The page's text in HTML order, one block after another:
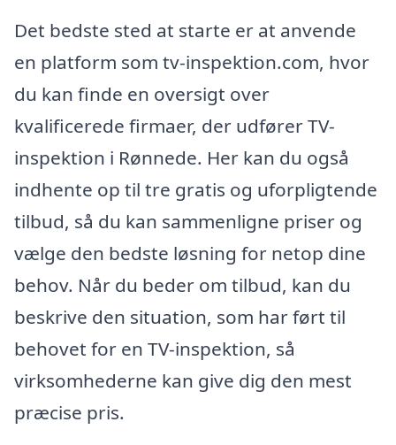
Det bedste sted at starte er at anvende
en platform som tv-inspektion.com, hvor
du kan finde en oversigt over
kvalificerede firmaer, der udfører TV-
inspektion i Rønnede. Her kan du også
indhente op til tre gratis og uforpligtende
tilbud, så du kan sammenligne priser og
vælge den bedste løsning for netop dine
behov. Når du beder om tilbud, kan du
beskrive den situation, som har ført til
behovet for en TV-inspektion, så
virksomhederne kan give dig den mest
præcise pris.